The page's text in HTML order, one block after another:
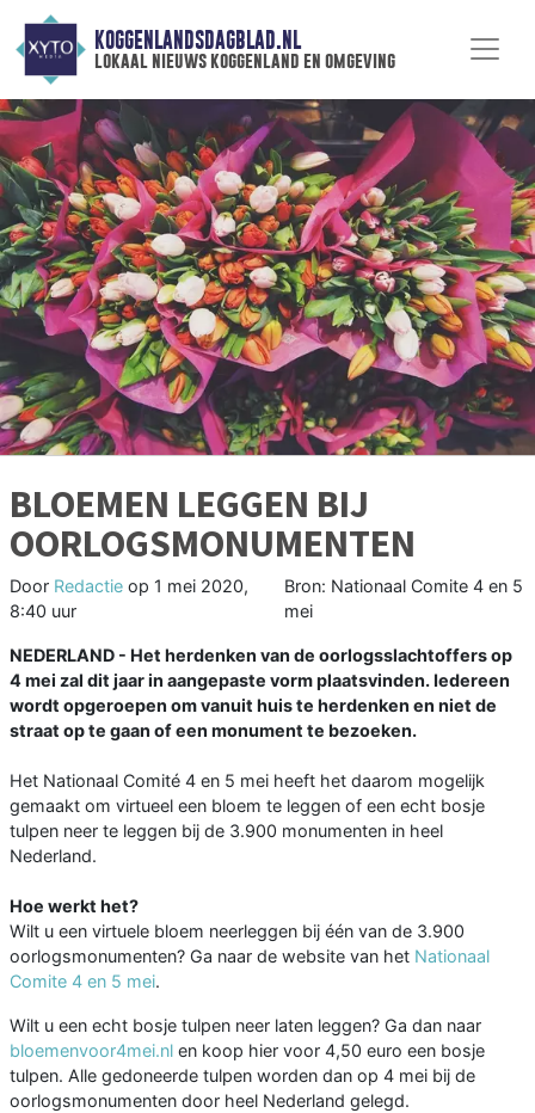
KOGGENLANDSDAGBLAD.NL
lokaal nieuws koggenland en omgeving
BLOEMEN LEGGEN BIJ
OORLOGSMONUMENTEN
Door Redactie op 1 mei 2020,
8:40 uur
Bron: Nationaal Comite 4 en 5
mei
NEDERLAND - Het herdenken van de oorlogsslachtoffers op
4 mei zal dit jaar in aangepaste vorm plaatsvinden. Iedereen
wordt opgeroepen om vanuit huis te herdenken en niet de
straat op te gaan of een monument te bezoeken.
Het Nationaal Comité 4 en 5 mei heeft het daarom mogelijk
gemaakt om virtueel een bloem te leggen of een echt bosje
tulpen neer te leggen bij de 3.900 monumenten in heel
Nederland.
Hoe werkt het?
Wilt u een virtuele bloem neerleggen bij één van de 3.900
oorlogsmonumenten? Ga naar de website van het Nationaal
Comite 4 en 5 mei.
Wilt u een echt bosje tulpen neer laten leggen? Ga dan naar
bloemenvoor4mei.nl en koop hier voor 4,50 euro een bosje
tulpen. Alle gedoneerde tulpen worden dan op 4 mei bij de
oorlogsmonumenten door heel Nederland gelegd.